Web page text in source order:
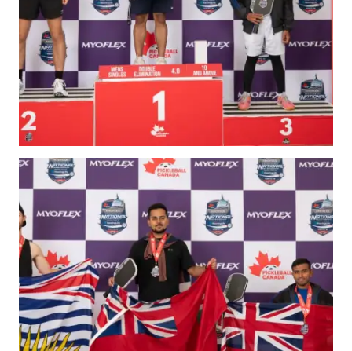
Conseil
d’administration
Assemblées
générales annuelles
Le Conseil consultatif
national de Pickleball
Règlements et
Politiques
Journée nationale du
Pickleball
PC Scoop
Contact
Championnats
Nationaux